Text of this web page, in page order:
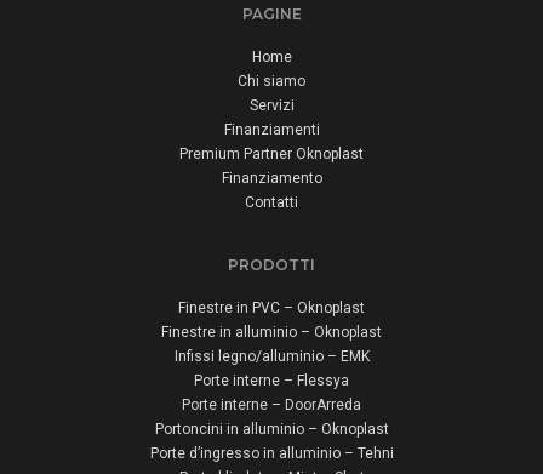
PAGINE
Home
Chi siamo
Servizi
Finanziamenti
Premium Partner Oknoplast
Finanziamento
Contatti
PRODOTTI
Finestre in PVC – Oknoplast
Finestre in alluminio – Oknoplast
Infissi legno/alluminio – EMK
Porte interne – Flessya
Porte interne – DoorArreda
Portoncini in alluminio – Oknoplast
Porte d’ingresso in alluminio – Tehni